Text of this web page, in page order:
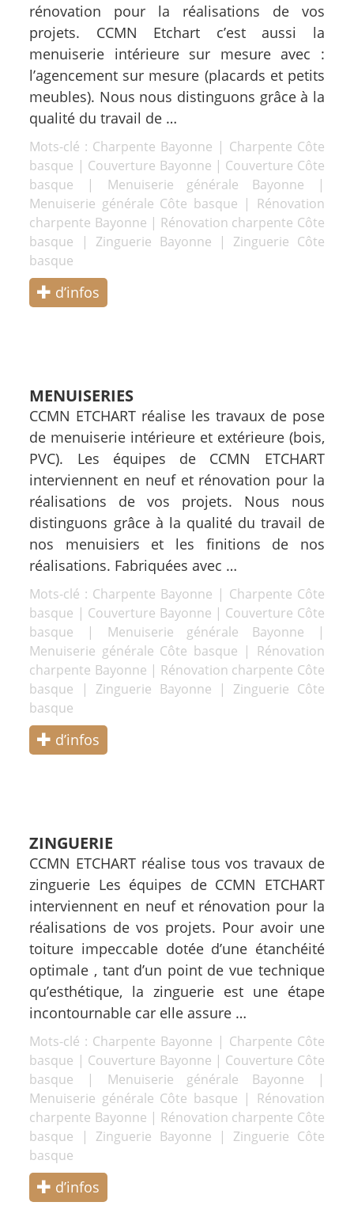
rénovation pour la réalisations de vos
projets. CCMN Etchart c’est aussi la
menuiserie intérieure sur mesure avec :
l’agencement sur mesure (placards et petits
meubles). Nous nous distinguons grâce à la
qualité du travail de …
Mots-clé : Charpente Bayonne | Charpente Côte
basque | Couverture Bayonne | Couverture Côte
basque | Menuiserie générale Bayonne |
Menuiserie générale Côte basque |
Rénovation
charpente Bayonne | Rénovation charpente Côte
basque | Zinguerie Bayonne | Zinguerie Côte
basque
d’infos
MENUISERIES
CCMN ETCHART réalise les travaux de pose
de menuiserie intérieure et extérieure (bois,
PVC). Les équipes de CCMN ETCHART
interviennent en neuf et rénovation pour la
réalisations de vos projets. Nous nous
distinguons grâce à la qualité du travail de
nos menuisiers et les finitions de nos
réalisations. Fabriquées avec …
Mots-clé : Charpente Bayonne | Charpente Côte
basque | Couverture Bayonne | Couverture Côte
basque | Menuiserie générale Bayonne |
Menuiserie générale Côte basque |
Rénovation
charpente Bayonne | Rénovation charpente Côte
basque | Zinguerie Bayonne | Zinguerie Côte
basque
d’infos
ZINGUERIE
CCMN ETCHART réalise tous vos travaux de
zinguerie Les équipes de CCMN ETCHART
interviennent en neuf et rénovation pour la
réalisations de vos projets. Pour avoir une
toiture impeccable dotée d’une étanchéité
optimale , tant d’un point de vue technique
qu’esthétique, la zinguerie est une étape
incontournable car elle assure …
Mots-clé : Charpente Bayonne | Charpente Côte
basque | Couverture Bayonne | Couverture Côte
basque | Menuiserie générale Bayonne |
Menuiserie générale Côte basque |
Rénovation
charpente Bayonne | Rénovation charpente Côte
basque | Zinguerie Bayonne | Zinguerie Côte
basque
d’infos